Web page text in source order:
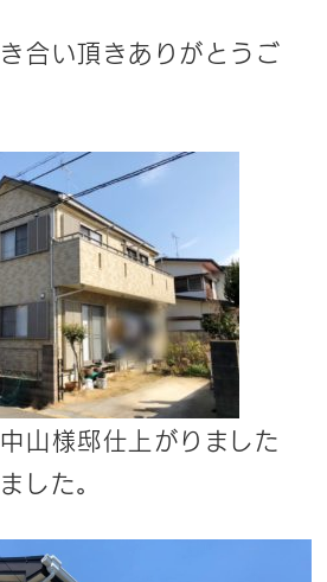
合い頂きありがとうご
山様邸仕上がりました
した。